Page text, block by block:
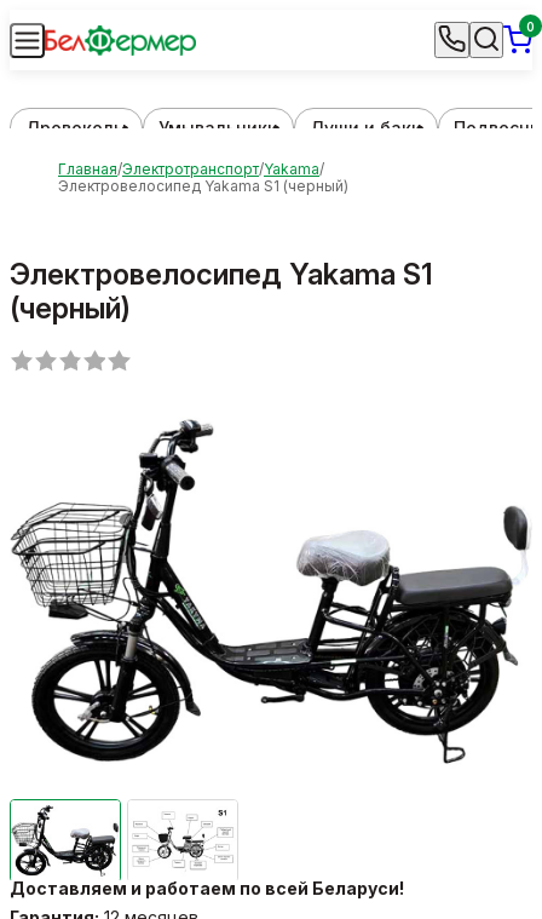
0
Дровоколы Умывальники Души и баки
Главная Электротранспорт Yakama
Электровелосипед Yakama S1 (черный)
Электровелосипед Yakama S1
(черный)
Доставляем и работаем по всей Беларуси!